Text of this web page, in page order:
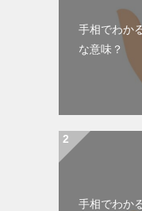
手相でわか
な意味？
手相でわか